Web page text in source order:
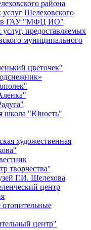
района
Шелеховского
в ГАУ "МФЦ ИО"
предоставляемых
муниципального
цветочек"
школа "Юность"
художественная
Г.И. Шелехова
центр
центр"